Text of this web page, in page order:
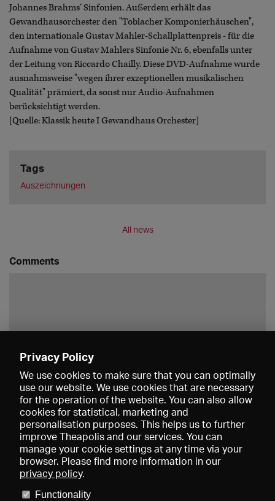
Johannes Brahms’ Sinfonien. Außerdem erhält das
Gewandhausorchester den "Toblacher Komponierhäuschen",
den internationale Gustav Mahler-Schallplattenpreis - für die
Aufnahme von Gustav Mahlers Sinfonie Nr. 6, ebenfalls unter
der Leitung von Riccardo Chailly. Diese DVD-Aufnahme wurde
ausnahmsweise "wegen ihrer exzeptionellen musikalischen
Qualität" prämiert, da sonst nur Audio-Aufnahmen
berücksichtigt werden.
[Quelle: Klassik heute I Gewandhaus Orchester]
Tags
Auszeichnungen
All news
Comments
About us
Imprint
Privacy Policy
We use cookies to make sure that you can optimally
use our website. We use cookies that are necessary
for the operation of the website. You can also allow
cookies for statistical, marketing and
personalisation purposes. This helps us to further
improve Theapolis and our services. You can
manage your cookie settings at any time via your
browser. Please find more information in our
privacy policy.
Functionality